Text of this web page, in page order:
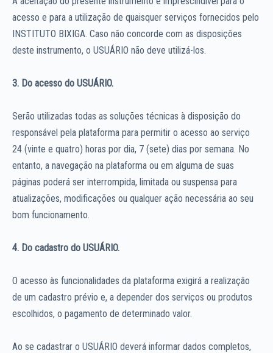
acesso e para a utilização de quaisquer serviços fornecidos pelo
INSTITUTO BIXIGA. Caso não concorde com as disposições
deste instrumento, o USUÁRIO não deve utilizá-los.
3. Do acesso do USUÁRIO.
Serão utilizadas todas as soluções técnicas à disposição do
responsável pela plataforma para permitir o acesso ao serviço
24 (vinte e quatro) horas por dia, 7 (sete) dias por semana. No
entanto, a navegação na plataforma ou em alguma de suas
páginas poderá ser interrompida, limitada ou suspensa para
atualizações, modificações ou qualquer ação necessária ao seu
bom funcionamento.
4. Do cadastro do USUÁRIO.
O acesso às funcionalidades da plataforma exigirá a realização
de um cadastro prévio e, a depender dos serviços ou produtos
escolhidos, o pagamento de determinado valor.
Ao se cadastrar o USUÁRIO deverá informar dados completos,